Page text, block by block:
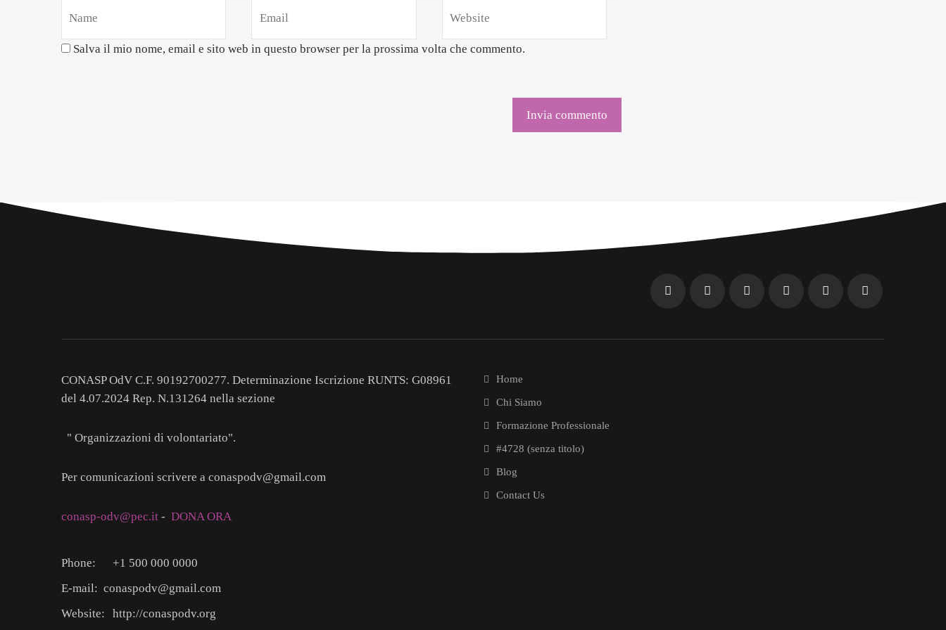
Salva il mio nome, email e sito web in questo browser per la prossima volta che commento.
CONASP OdV C.F. 90192700277. Determinazione Iscrizione RUNTS: G08961
del 4.07.2024 Rep. N.131264 nella sezione
" Organizzazioni di volontariato".
Per comunicazioni scrivere a conaspodv@gmail.com
conasp-odv@pec.it - DONA ORA
Phone:
+1 500 000 0000
E-mail: conaspodv@gmail.com
Website:
http://conaspodv.org
Home
Chi Siamo
Formazione Professionale
#4728 (senza titolo)
Blog
Contact Us